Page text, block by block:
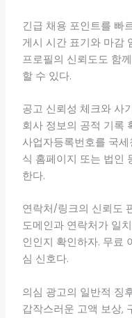
긴급 채용 포인트를 빠
게시 시간 표기와 마감
프로필의 신뢰도도 함
할 수 있다.
공고 신뢰성 체크와 사
회사 정보의 공적 기록
사업자등록번호를 국
식 홈페이지 또는 법인
한다.
연락처/링크의 신뢰도
도메인과 연락처가 일
인인지 확인하자. 무료
심 신호다.
의심 광고의 일반적 징
갑작스러운 고액 보상,